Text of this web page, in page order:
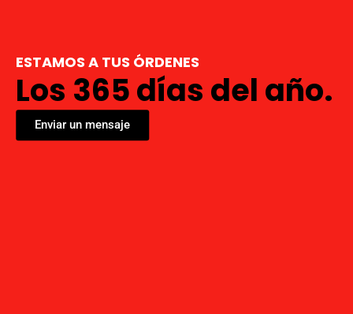
ESTAMOS A TUS ÓRDENES
Los 365 días del año.
Enviar un mensaje